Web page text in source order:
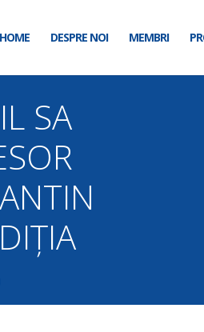
HOME DESPRE NOI MEMBRI
SA